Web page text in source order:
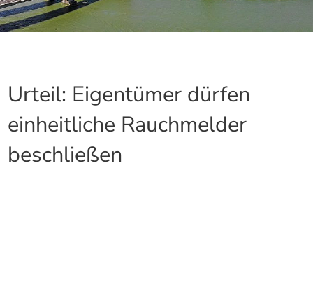
Urteil: Eigentümer dürfen
einheitliche Rauchmelder
beschließen